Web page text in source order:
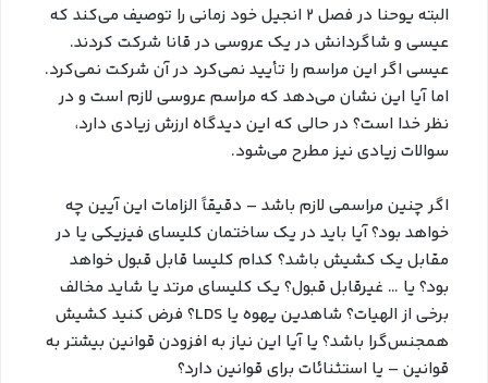
البته یوحنا در فصل ۲ انجیل خود زمانی را توصیف می‌کند که
عیسی و شاگردانش در یک عروسی در قانا شرکت کردند.
عیسی اگر این مراسم را تأیید نمی‌کرد در آن شرکت نمی‌کرد.
اما آیا این نشان می‌دهد که مراسم عروسی لازم است و در
نظر خدا است؟ در حالی که این دیدگاه ارزش زیادی دارد،
سوالات زیادی نیز مطرح می‌شود.
اگر چنین مراسمی لازم باشد – دقیقاً الزامات این آیین چه
خواهد بود؟ آیا باید در یک ساختمان کلیسای فیزیکی یا در
مقابل یک کشیش باشد؟ کدام کلیسا قابل قبول خواهد
بود؟ یا … غیرقابل قبول؟ یک کلیسای مرتد یا شاید مخالف
برخی از الهیات؟ شاهدین یهوه یا LDS؟ فرض کنید کشیش
همجنس‌گرا باشد؟ یا آیا این نیاز به افزودن قوانین بیشتر به
قوانین – یا استثنائات برای قوانین دارد؟